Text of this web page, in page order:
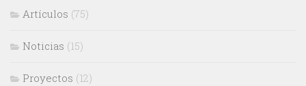
Artículos (75)
Noticias (15)
Proyectos (12)